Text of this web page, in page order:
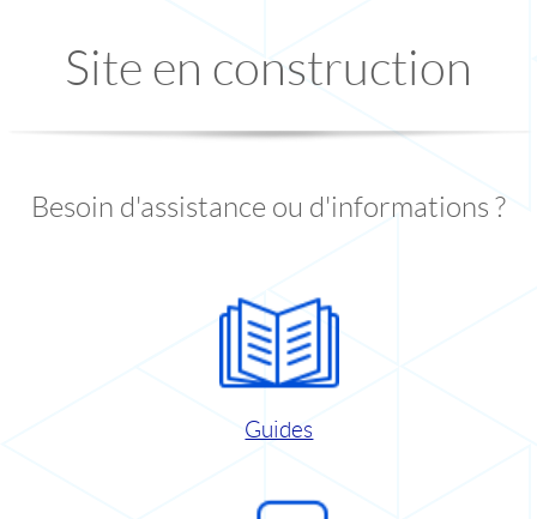
Site en construction
Besoin d'assistance ou d'informations ?
Guides